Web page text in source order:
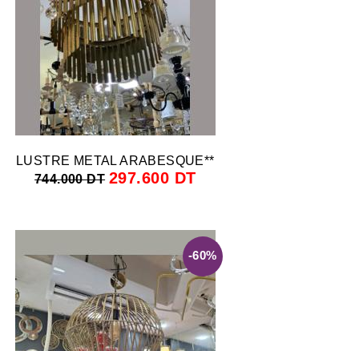
LUSTRE METAL ARABESQUE**
744.000 DT 297.600 DT
-60%